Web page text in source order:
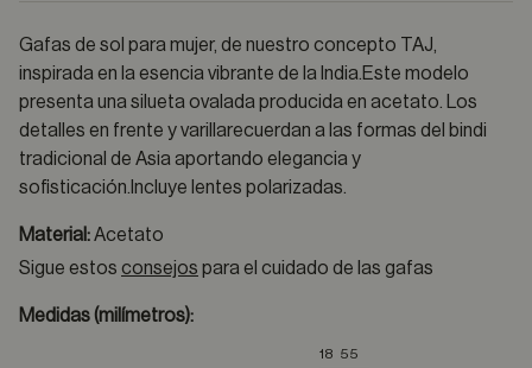
Gafas de sol para mujer, de nuestro concepto TAJ,
inspirada en la esencia vibrante de la India.Este modelo
presenta una silueta ovalada producida en acetato. Los
detalles en frente y varillarecuerdan a las formas del bindi
tradicional de Asia aportando elegancia y
sofisticación.Incluye lentes polarizadas.
Material:Acetato
Sigue estos consejos para el cuidado de las gafas
Medidas (milímetros):
18 55